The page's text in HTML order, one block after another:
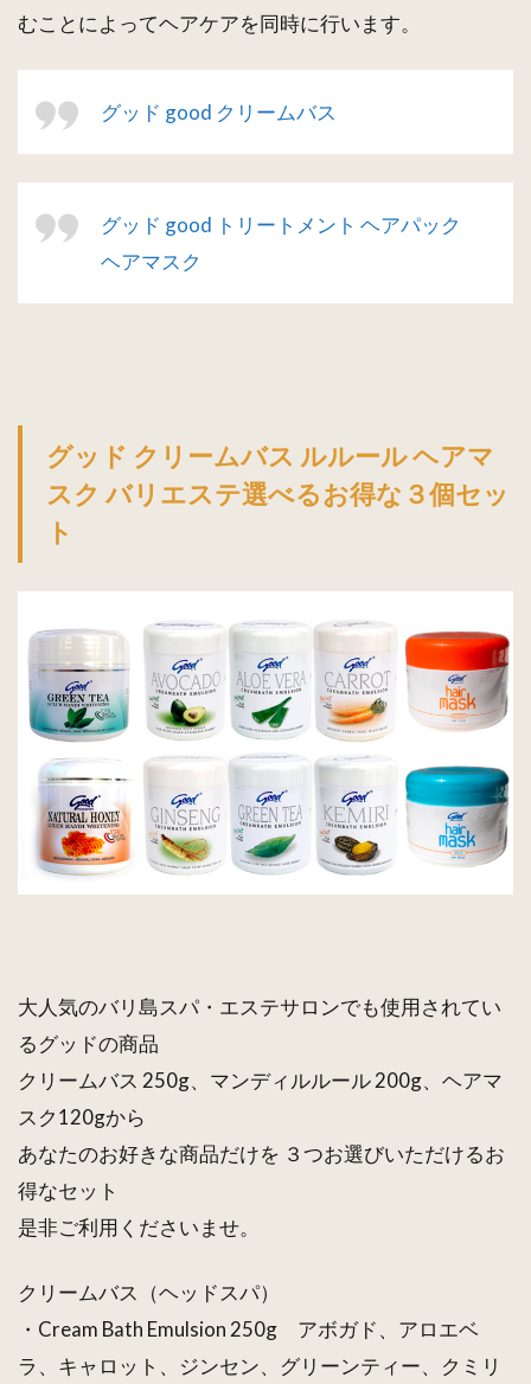
むことによってヘアケアを同時に行います。
グッド good クリームバス
グッド good トリートメント ヘアパック
ヘアマスク
グッド クリームバス ルルール ヘアマ
スク バリエステ選べるお得な３個セッ
ト
大人気のバリ島スパ・エステサロンでも使用されてい
るグッドの商品
クリームバス 250g、マンディルルール 200g、ヘアマ
スク120gから
あなたのお好きな商品だけを ３つお選びいただけるお
得なセット
是非ご利用くださいませ。
クリームバス（ヘッドスパ）
・Cream Bath Emulsion 250g アボガド、アロエベ
ラ、キャロット、ジンセン、グリーンティー、クミリ